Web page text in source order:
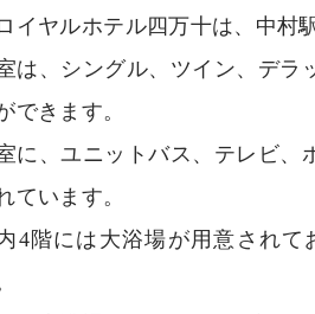
イヤルホテル四万十は、中村
は、シングル、ツイン、デラ
できます。
に、ユニットバス、テレビ、
ています。
4階には大浴場が用意され